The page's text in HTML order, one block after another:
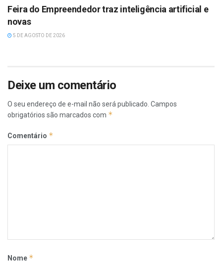
Feira do Empreendedor traz inteligência artificial e
novas
5 DE AGOSTO DE 2026
Deixe um comentário
O seu endereço de e-mail não será publicado. Campos
obrigatórios são marcados com *
Comentário *
Nome *